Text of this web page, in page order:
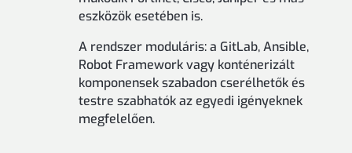
eszközök esetében is.
A rendszer moduláris: a GitLab, Ansible,
Robot Framework vagy konténerizált
komponensek szabadon cserélhetők és
testre szabhatók az egyedi igényeknek
megfelelően.